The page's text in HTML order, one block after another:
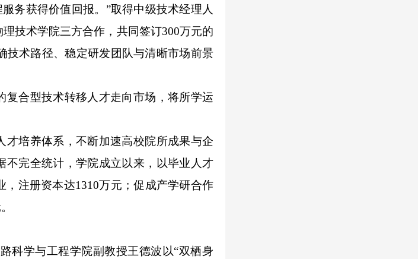
务获得价值回报。”取得中级技术经理人
技术学院三方合作，共同签订300万元的
技术路径、稳定研发团队与清晰市场前景
合型技术转移人才走向市场，将所学运
培养体系，不断加速高校院所成果与企
不完全统计，学院成立以来，以毕业人才
注册资本达1310万元；促成产学研合作
学与工程学院副教授王德波以“双栖身